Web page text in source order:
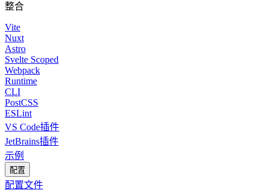
整合
Vite
Nuxt
Astro
Svelte Scoped
Webpack
Runtime
CLI
PostCSS
ESLint
VS Code插件
JetBrains插件
示例
配置
配置文件